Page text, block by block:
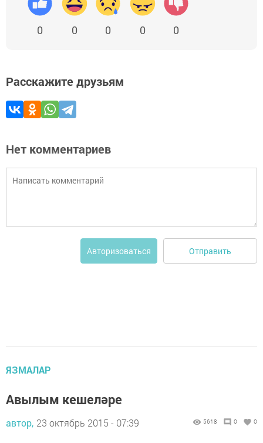
0 0 0 0 0
Расскажите друзьям
Нет комментариев
Авторизоваться Отправить
ЯЗМАЛАР
Авылым кешеләре
автор, 23 октябрь 2015 - 07:39 5618 0 0